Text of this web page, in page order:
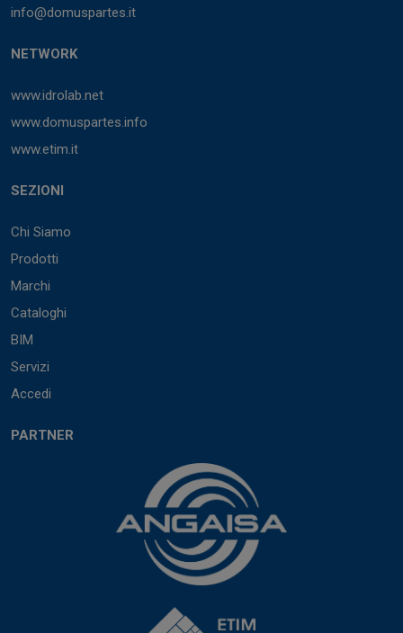
info@domuspartes.it
NETWORK
www.idrolab.net
www.domuspartes.info
www.etim.it
SEZIONI
Chi Siamo
Prodotti
Marchi
Cataloghi
BIM
Servizi
Accedi
PARTNER